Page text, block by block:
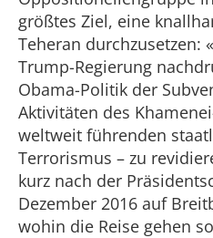
größtes Ziel, eine
Teheran durchzusetzen:
Trump-Regierung
Obama-Politik der
Aktivitäten des
weltweit führenden
Terrorismus – zu
kurz nach der
Dezember 2016 auf
wohin die Reise gehen